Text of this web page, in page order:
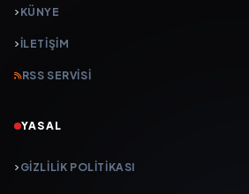
KÜNYE
İLETIŞIM
RSS SERVISI
YASAL
GIZLILIK POLITIKASI